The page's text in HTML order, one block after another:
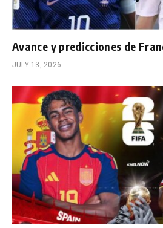
Avance y predicciones de
JULY 13, 2026